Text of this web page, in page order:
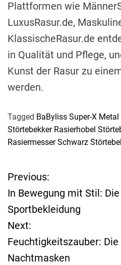
Plattformen wie
LuxusRasur.de,
KlassischeRasur.de
in Qualität und Pflege,
Kunst der Rasur zu
werden.
Tagged BaByliss Super-X
Störtebekker Rasierhobel
Rasiermesser Schwarz
B
e
i
t
Previous:
In Bewegung mit Stil:
Sportbekleidung
Next:
Feuchtigkeitszauber:
Nachtmasken